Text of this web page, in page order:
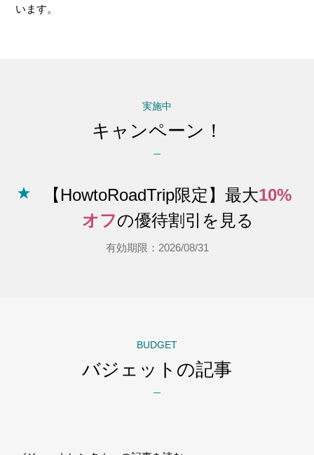
います。
実施中
キャンペーン！
【HowtoRoadTrip限定】最大10%
オフの優待割引を見る
有効期限：2026/08/31
BUDGET
バジェットの記事